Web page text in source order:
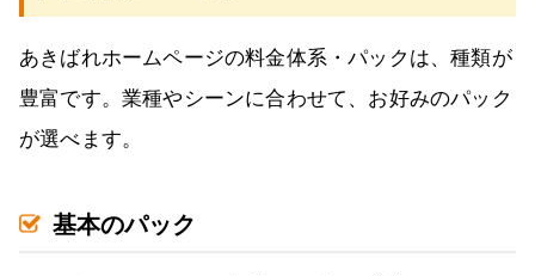
あきばれホームページの料金体系・パックは、種類が
豊富です。業種やシーンに合わせて、お好みのパック
が選べます。
基本のパック